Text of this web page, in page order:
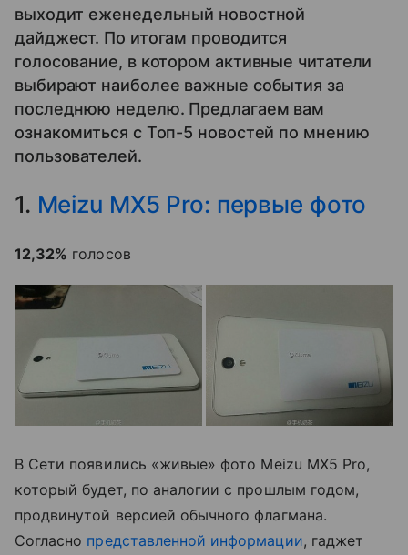
выходит еженедельный новостной
дайджест. По итогам проводится
голосование, в котором активные читатели
выбирают наиболее важные события за
последнюю неделю. Предлагаем вам
ознакомиться с Топ-5 новостей по мнению
пользователей.
1. Meizu MX5 Pro: первые фото
12,32% голосов
В Сети появились «живые» фото Meizu MX5 Pro,
который будет, по аналогии с прошлым годом,
продвинутой версией обычного флагмана.
Согласно представленной информации, гаджет